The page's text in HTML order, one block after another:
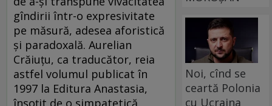
gîndirii într-o expresivitate
pe măsură, adesea aforistică
şi paradoxală. Aurelian
Crăiuţu, ca traducător, reia
astfel volumul publicat în
1997 la Editura Anastasia,
însoţit de o simpatetică
Noi, cînd se
ceartă Polonia
cu Ucraina